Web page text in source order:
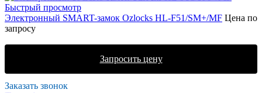
Быстрый просмотр
Электронный SMART-замок Ozlocks HL-F51/SM+/MF Цена по
запросу
Запросить цену
Заказать звонок